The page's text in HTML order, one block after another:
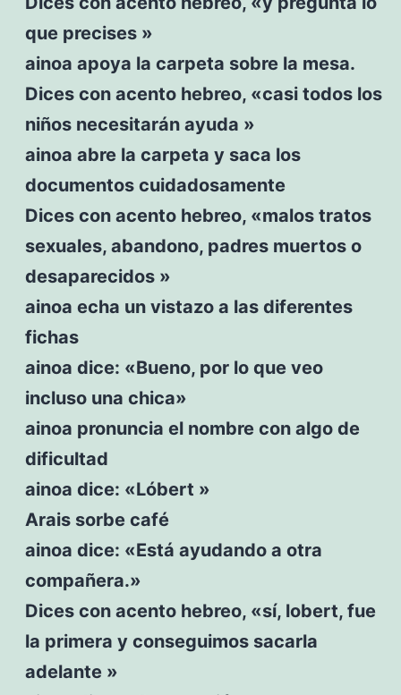
que precises »
ainoa apoya la carpeta sobre la mesa.
Dices con acento hebreo, «casi todos los
niños necesitarán ayuda »
ainoa abre la carpeta y saca los
documentos cuidadosamente
Dices con acento hebreo, «malos tratos
sexuales, abandono, padres muertos o
desaparecidos »
ainoa echa un vistazo a las diferentes
fichas
ainoa dice: «Bueno, por lo que veo
incluso una chica»
ainoa pronuncia el nombre con algo de
dificultad
ainoa dice: «Lóbert »
Arais sorbe café
ainoa dice: «Está ayudando a otra
compañera.»
Dices con acento hebreo, «sí, lobert, fue
la primera y conseguimos sacarla
adelante »